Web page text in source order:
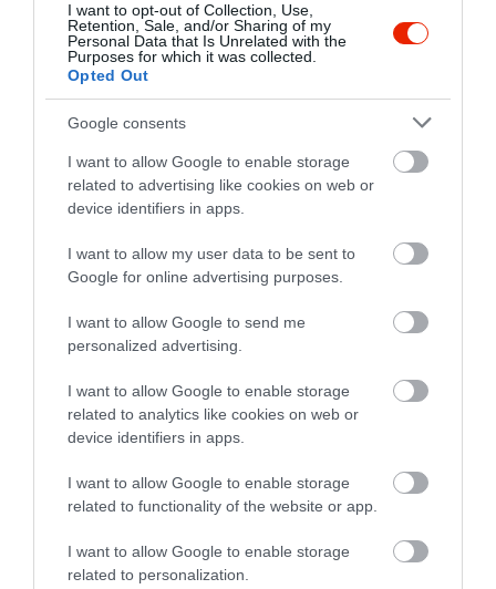
I want to opt-out of Collection, Use,
Retention, Sale, and/or Sharing of my
Personal Data that Is Unrelated with the
Purposes for which it was collected.
Opted Out
Google consents
I want to allow Google to enable storage
related to advertising like cookies on web or
device identifiers in apps.
I want to allow my user data to be sent to
Google for online advertising purposes.
I want to allow Google to send me
personalized advertising.
I want to allow Google to enable storage
related to analytics like cookies on web or
device identifiers in apps.
I want to allow Google to enable storage
related to functionality of the website or app.
I want to allow Google to enable storage
related to personalization.
Kis Sándor
2015. Február 1.
kapott helyett. Kerthelyiséggel
(térkövezve, tehát mikor esik
nincs Balatonsound-os
igénytelen sárdagonyázás),
tetőterasszal, galériaszerűen
kialakított második dance-
floor-ral.
Bent a már említett kétszintes
hozzá bárpult. Csajok a pult
mögött nem, hogy nem
bájosak-aranyosak, kedvesek
a vendéggel. Ez így a pesti és
siófoki éjszakát megjárt
veteránoknak egyenesen
unikum, ezért és az egyedi és
megismételhetetlen milliőért,
baráti italárakkal körítve, a
tavalyi -szokásos nyári
egyszeri alkalmi- görbe
hétvégenket idén is ott fogjuk